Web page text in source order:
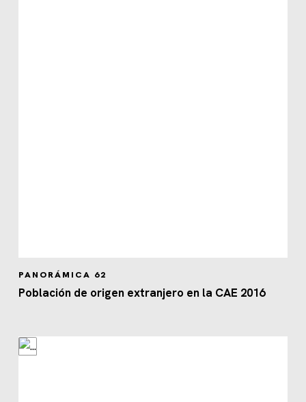
PANORÁMICA 62
Población de origen extranjero en la CAE 2016